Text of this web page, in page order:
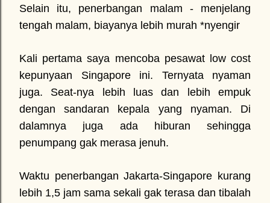
Selain itu, penerbangan malam - menjelang
tengah malam, biayanya lebih murah *nyengir
Kali pertama saya mencoba pesawat low cost
kepunyaan Singapore ini. Ternyata nyaman
juga. Seat-nya lebih luas dan lebih empuk
dengan sandaran kepala yang nyaman. Di
dalamnya juga ada hiburan sehingga
penumpang gak merasa jenuh.
Waktu penerbangan Jakarta-Singapore kurang
lebih 1,5 jam sama sekali gak terasa dan tibalah